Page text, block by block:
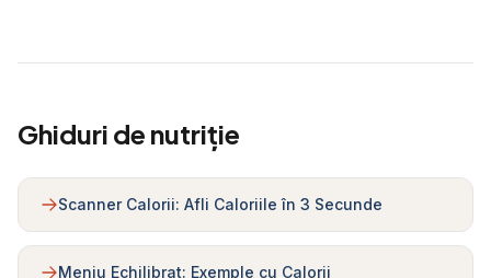
Ghiduri de nutriție
Scanner Calorii: Afli Caloriile în 3 Secunde
Meniu Echilibrat: Exemple cu Calorii